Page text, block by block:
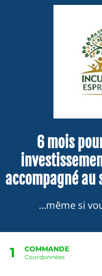
6 mois
accompagné au
...même si
1 COMMANDE
Coordonnées